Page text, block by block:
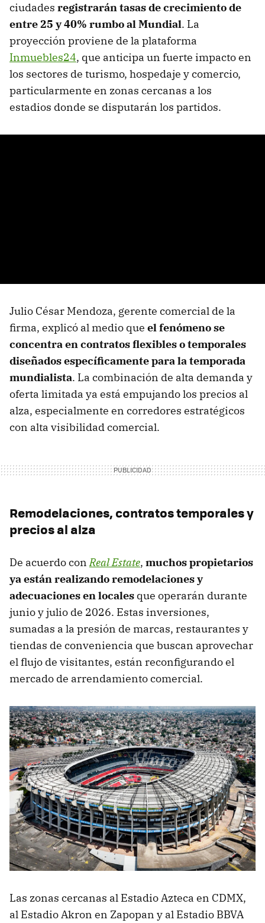
ciudades registrarán tasas de crecimiento de
entre 25 y 40% rumbo al Mundial. La
proyección proviene de la plataforma
Inmuebles24, que anticipa un fuerte impacto en
los sectores de turismo, hospedaje y comercio,
particularmente en zonas cercanas a los
estadios donde se disputarán los partidos.
Julio César Mendoza, gerente comercial de la
firma, explicó al medio que el fenómeno se
concentra en contratos flexibles o temporales
diseñados específicamente para la temporada
mundialista. La combinación de alta demanda y
oferta limitada ya está empujando los precios al
alza, especialmente en corredores estratégicos
con alta visibilidad comercial.
Remodelaciones, contratos temporales y
precios al alza
De acuerdo conReal Estate, muchos propietarios
ya están realizando remodelaciones y
adecuaciones en locales que operarán durante
junio y julio de 2026. Estas inversiones,
sumadas a la presión de marcas, restaurantes y
tiendas de conveniencia que buscan aprovechar
el flujo de visitantes, están reconfigurando el
mercado de arrendamiento comercial.
Las zonas cercanas al Estadio Azteca en CDMX,
al Estadio Akron en Zapopan y al Estadio BBVA